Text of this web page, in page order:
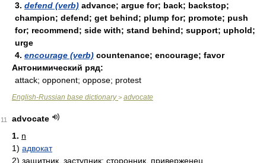
3. defend (verb) advance; argue for; back; backstop;
champion; defend; get behind; plump for; promote; push
for; recommend; side with; stand behind; support; uphold;
urge
4. encourage (verb) countenance; encourage; favor
Антонимический ряд:
attack; opponent; oppose; protest
English-Russian base dictionary> advocate
11
advocate
1. n
1) адвокат
2) защитник, заступник; сторонник, приверженец